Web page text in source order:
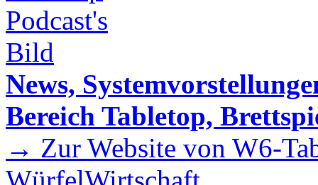
News,
Bereich Tabletop,
→ Zur Website von W6-